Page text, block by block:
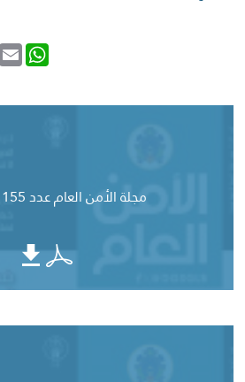
مجلة الأمن العام عدد 155 آب 2026